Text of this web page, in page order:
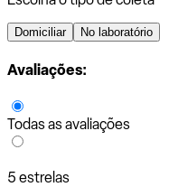
Domiciliar No laboratório
Avaliações:
Todas as avaliações
5 estrelas